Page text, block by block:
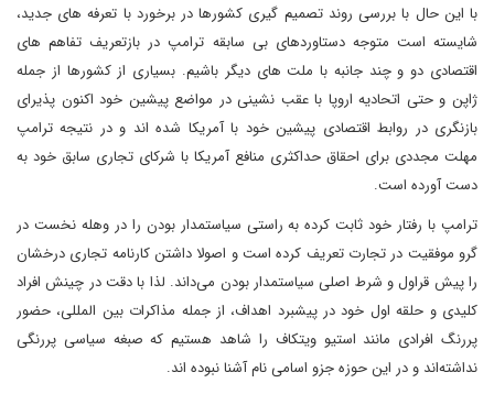
با این حال با بررسی روند تصمیم گیری کشورها در برخورد با تعرفه های جدید،
شایسته است متوجه دستاوردهای بی سابقه ترامپ در بازتعریف تفاهم های
اقتصادی دو و چند جانبه با ملت های دیگر باشیم. بسیاری از کشورها از جمله
ژاپن و حتی اتحادیه اروپا با عقب نشینی در مواضع پیشین خود اکنون پذیرای
بازنگری در روابط اقتصادی پیشین خود با آمریکا شده اند و در نتیجه ترامپ
مهلت مجددی برای احقاق حداکثری منافع آمریکا با شرکای تجاری سابق خود به
دست آورده است.
ترامپ با رفتار خود ثابت کرده به راستی سیاستمدار بودن را در وهله نخست در
گرو موفقیت در تجارت تعریف کرده است و اصولا داشتن کارنامه تجاری درخشان
را پیش قراول و شرط اصلی سیاستمدار بودن می‌داند. لذا با دقت در چینش افراد
کلیدی و حلقه اول خود در پیشبرد اهداف، از جمله مذاکرات بین المللی، حضور
پررنگ افرادی مانند استیو ویتکاف را شاهد هستیم که صبغه سیاسی پررنگی
نداشته‌اند و در این حوزه جزو اسامی نام آشنا نبوده اند.